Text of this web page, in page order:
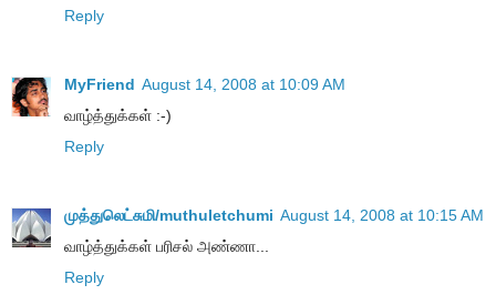
Reply
MyFriend August 14, 2008 at 10:09 AM
வாழ்த்துக்கள் :-)
Reply
முத்துலெட்சுமி/muthuletchumi August 14, 2008 at 10:15 AM
வாழ்த்துக்கள் பரிசல் அண்ணா...
Reply